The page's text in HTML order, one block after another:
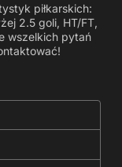
piłkarskich:
2.5 goli, HT/FT,
wszelkich pytań